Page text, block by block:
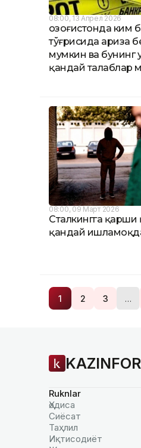
08:00, 13 Апрел 2026
Қозоғистонда ким
тўғрисида ариза
мумкин ва бунинг
қандай талаблар
08:00, 09 Март 2026
Сталкингга қарши
қандай
1 2 3 …
Ruknlar
Ҳодиса
Сиёсат
Таҳлил
Иқтисодиёт